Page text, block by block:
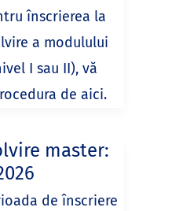
înscrierea la
a modulului
I sau II), vă
de aici.
master:
de înscriere